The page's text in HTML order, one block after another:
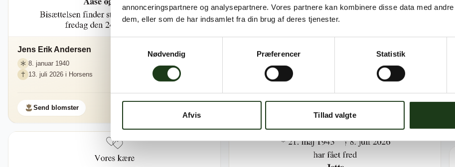
annonceringspartnere og analysepartnere. Vores partnere kan kombinere disse data med
dem, eller som de har indsamlet fra din brug af deres tjenester.
Nødvendig
Præferencer Statistik
Afvis Tillad valgte
Jens Erik Andersen
8. januar 1940
13. juli 2026 i Horsens
Send blomster
12. juli 2026 i Horsens